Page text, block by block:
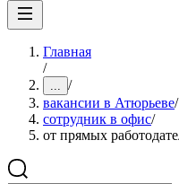
Главная
/
... /
вакансии в Атюрьеве/
сотрудник в офис/
от прямых